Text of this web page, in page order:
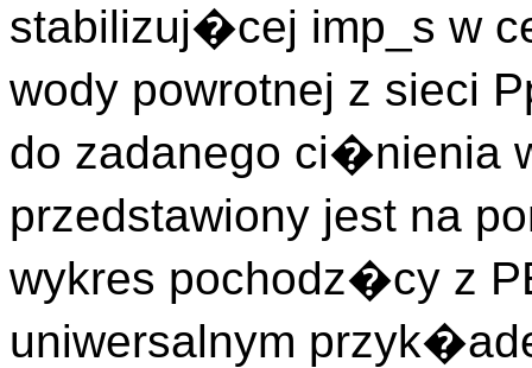
stabilizuj�cej imp_s w
wody powrotnej z sieci
do zadanego ci�nienia
przedstawiony jest na
wykres pochodz�cy z
uniwersalnym